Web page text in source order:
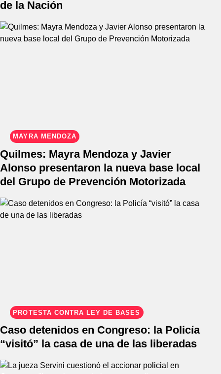
de la Nación
MAYRA MENDOZA
Quilmes: Mayra Mendoza y Javier
Alonso presentaron la nueva base local
del Grupo de Prevención Motorizada
PROTESTA CONTRA LEY DE BASES
Caso detenidos en Congreso: la Policía
“visitó” la casa de una de las liberadas